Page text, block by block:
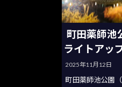
町田薬師池
ライトアッ
2025年11月12日
町田薬師池公園